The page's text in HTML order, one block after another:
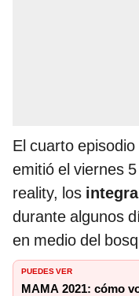
El cuarto
emitió el viernes
reality, los
durante algunos
en medio del
PUEDES VER
MAMA 2021: cómo